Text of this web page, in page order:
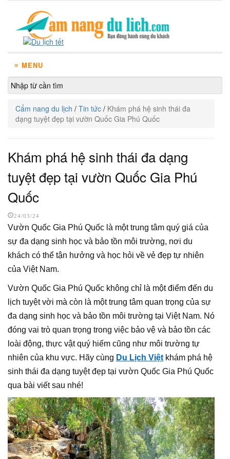
≡ MENU
Cẩm nang du lịch / Tin tức / Khám phá hệ sinh thái đa
dạng tuyệt đẹp tại vườn Quốc Gia Phú Quốc
Khám phá hệ sinh thái đa dạng
tuyệt đẹp tại vườn Quốc Gia Phú
Quốc
24/03/24
Vườn Quốc Gia Phú Quốc là một trung tâm quý giá của
sự đa dạng sinh học và bảo tồn môi trường, nơi du
khách có thể tận hưởng và học hỏi về vẻ đẹp tự nhiên
của Việt Nam.
Vườn Quốc Gia Phú Quốc không chỉ là một điểm đến du
lịch tuyệt vời mà còn là một trung tâm quan trọng của sự
đa dạng sinh học và bảo tồn môi trường tại Việt Nam. Nó
đóng vai trò quan trọng trong việc bảo vệ và bảo tồn các
loài động, thực vật quý hiếm cũng như môi trường tự
nhiên của khu vực. Hãy cùng Du Lịch Việt khám phá hệ
sinh thái đa dạng tuyệt đẹp tại vườn Quốc Gia Phú Quốc
qua bài viết sau nhé!